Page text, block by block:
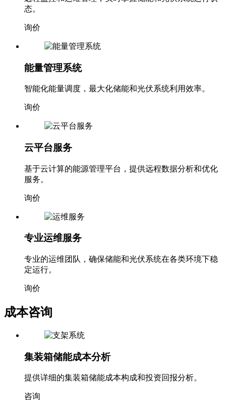
态。
询价
能量管理系统
智能化能量调度，最大化储能和光伏系统利用效率。
询价
云平台服务
基于云计算的能源管理平台，提供远程数据分析和优化
服务。
询价
专业运维服务
专业的运维团队，确保储能和光伏系统在各类环境下稳
定运行。
询价
成本咨询
集装箱储能成本分析
提供详细的集装箱储能成本构成和投资回报分析。
咨询